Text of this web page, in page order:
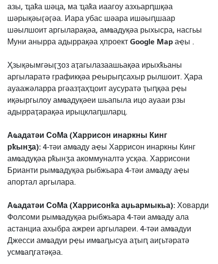
азы, ҵаҟа шәца, ма ҵаҟа иаагоу азхьарԥшқәа
шәрықәыӷәӷәа. Иара убас шәара ишәыԥшаар
шәылшоит аргыларақәа, амҩадуқәа рыхысра, насгьы
Муни анырра адыррақәа ҳпроект Google Map аҿы .
Ҳзықәымгәыӷӡоз аҭагылазаашьақәа ирыхҟьаны
аргыларатә графикқәа рҽырыԥсахыр рылшоит. Ҳара
ауаажәларра ргәазҭаҳҵоит аусуратә ҭыԥқәа рҿы
иқәыргылоу амҩадуқәеи шьапыла ицо ауааи рзы
адырраҭарақәа ирыцклаԥшларц.
Аҩадатәи СоМа (Харрисон инаркны Кинг
рҟынӡа): 4-тәи амҩаду аҿы Харрисон инаркны Кинг
амҩадуқәа рҟынӡа акоммуналтә усқәа. Харрисони
Брианти рымҩадуқәа рыбжьара 4-тәи амҩаду аҿы
апортал аргылара.
Аҩадатәи СоМа (Харрисонҟа аџьармыкьа): Ховарди
Фолсоми рымҩадуқәа рыбжьара 4-тәи амҩаду ала
астанциа ахыбра ажреи аргылареи. 4-тәи амҩадуи
Джесси амҩадуи рҿы имҩаԥысуа аҭыԥ аиӷьтәратә
усмҩаԥгатәқәа.